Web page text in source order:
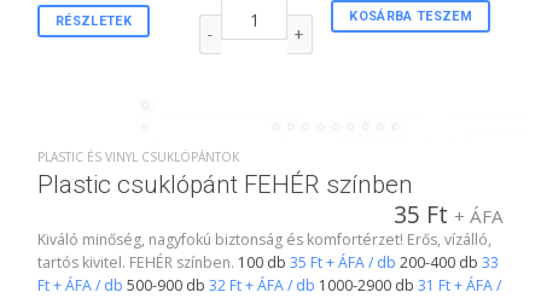
RÉSZLETEK KOSÁRBA TESZEM
3/4"-s karszalag FEHÉR színben mennyiség
PLASTIC ÉS VINYL CSUKLÓPÁNTOK
Plastic csuklópánt FEHÉR színben
35 Ft + ÁFA
Kiváló minőség, nagyfokú biztonság és komfortérzet! Erős, vízálló,
tartós kivitel. FEHÉR színben. 100 db 35 Ft + ÁFA / db 200-400 db 33
Ft + ÁFA / db 500-900 db 32 Ft + ÁFA / db 1000-2900 db 31 Ft + ÁFA /